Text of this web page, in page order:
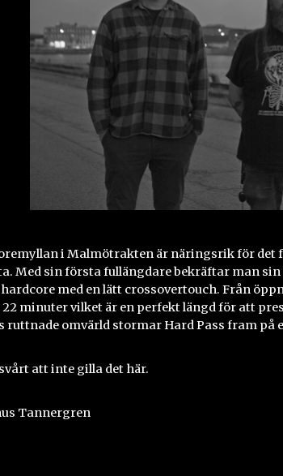
i Malmötrakten är näringsrik för det
Med sin första fullängdare bekräftar man
med en lätt crossovertouch. Från
minuter vilket är en perfekt längd för att
ruttnade omvärld stormar Hard Pass fram på
att inte gilla det här.
Tannergren